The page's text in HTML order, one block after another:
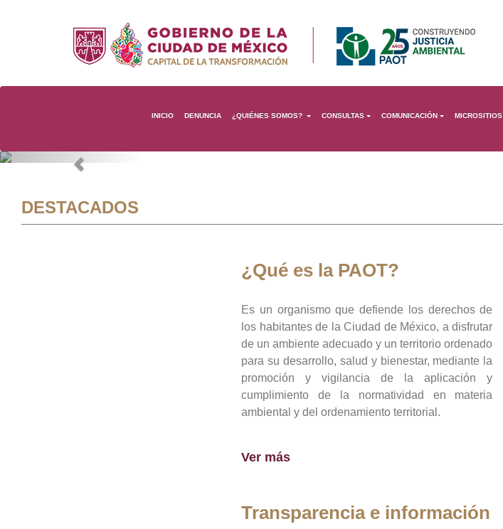
INICIO DENUNCIA ¿QUIÉNES SOMOS? CONSULTAS COMUNICACIÓN MICROSITIOS
Previous
DESTACADOS
¿Qué es la PAOT?
Es un organismo que defiende los derechos de
los habitantes de la Ciudad de México, a disfrutar
de un ambiente adecuado y un territorio ordenado
para su desarrollo, salud y bienestar, mediante la
promoción y vigilancia de la aplicación y
cumplimiento de la normatividad en materia
ambiental y del ordenamiento territorial.
Ver más
Transparencia e información